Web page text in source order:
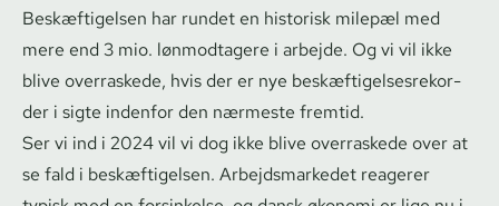
Beskæftigelsen har rundet en historisk milepæl med
mere end 3 mio. lønmodtagere i arbejde. Og vi vil ikke
blive overraskede, hvis der er nye be­skæf­ti­gel­ses­re­kor­
der i sigte indenfor den nærmeste fremtid.
Ser vi ind i 2024 vil vi dog ikke blive overraskede over at
se fald i beskæftigelsen. Ar­bejds­mar­ke­det reagerer